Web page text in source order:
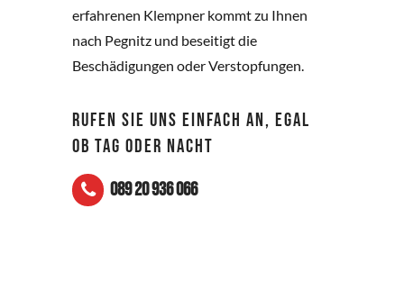
erfahrenen Klempner kommt zu Ihnen
nach Pegnitz und beseitigt die
Beschädigungen oder Verstopfungen.
RUFEN SIE UNS EINFACH AN, EGAL
OB TAG ODER NACHT
089 20 936 066